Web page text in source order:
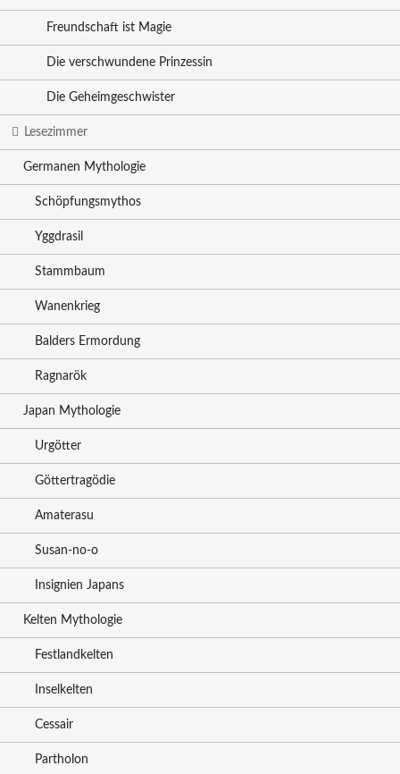
Freundschaft ist Magie
Die verschwundene Prinzessin
Die Geheimgeschwister
Lesezimmer
Germanen Mythologie
Schöpfungsmythos
Yggdrasil
Stammbaum
Wanenkrieg
Balders Ermordung
Ragnarök
Japan Mythologie
Urgötter
Göttertragödie
Amaterasu
Susan-no-o
Insignien Japans
Kelten Mythologie
Festlandkelten
Inselkelten
Cessair
Partholon